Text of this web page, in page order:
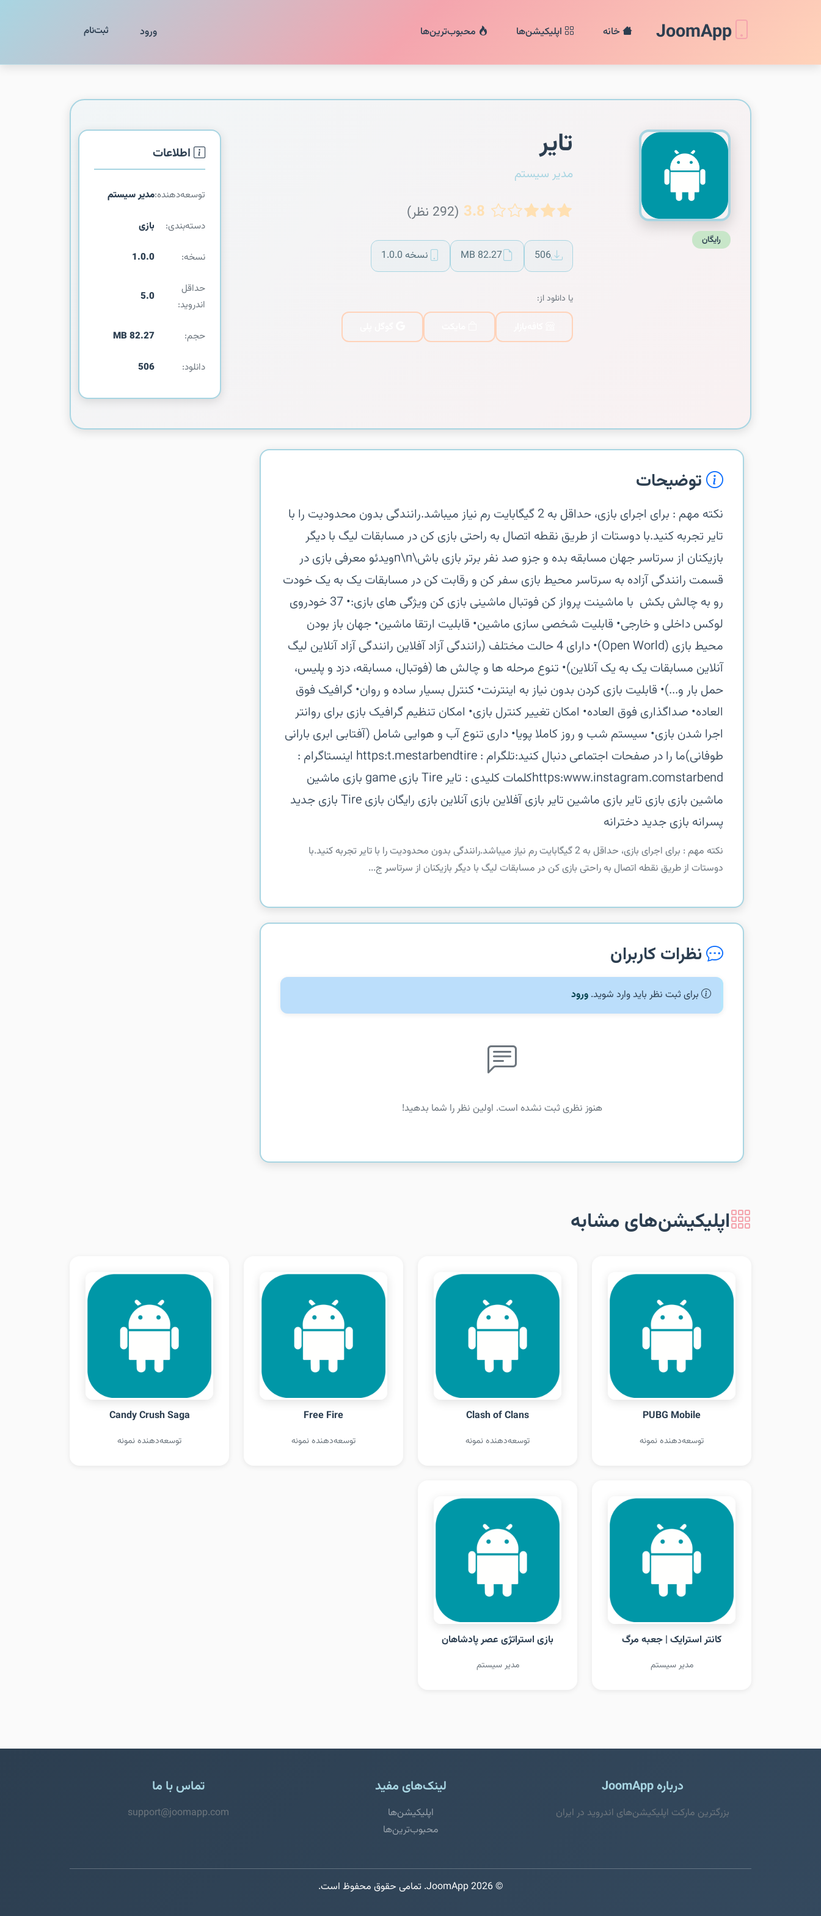
JoomApp خانه اپلیکیشن‌ها محبوب‌ترین‌ها ورود ثبت‌نام
رایگان
تایر
مدیر سیستم
3.8 (292 نظر)
506
82.27 MB نسخه 1.0.0
یا دانلود از:
اطلاعات
توسعه‌دهنده:مدیر سیستم
دسته‌بندی: بازی
نسخه: 1.0.0
حداقل
اندروید:
5.0
حجم: 82.27 MB
دانلود: 506
توضیحات
‏‏نکته مهم : برای اجرای بازی، حداقل به 2 گیگابایت رم نیاز میباشد.‏رانندگی بدون محدودیت را با
تایر تجربه کنید.‏با دوستات از طریق نقطه اتصال به راحتی بازی کن‏ در مسابقات لیگ با دیگر
بازیکنان از سرتاسر جهان مسابقه بده و جزو صد نفر برتر بازی باش\n\nویدئو معرفی بازی‏ در
قسمت رانندگی آزاده به سرتاسر محیط بازی سفر کن و رقابت کن‏ در مسابقات یک به یک خودت
رو به چالش بکش ‏ با ماشینت پرواز کن‏ فوتبال ماشینی بازی کن‏ ویژگی های بازی:‏• 37 خودروی
لوکس داخلی و خارجی‏• قابلیت شخصی سازی ماشین‏• قابلیت ارتقا ماشین‏• جهان باز بودن
محیط بازی (Open World)‏• دارای 4 حالت مختلف (رانندگی آزاد آفلاین رانندگی آزاد آنلاین لیگ
آنلاین مسابقات یک به یک آنلاین)‏• تنوع مرحله ها و چالش ها (فوتبال، مسابقه، دزد و پلیس،
حمل بار و...)‏• قابلیت بازی کردن بدون نیاز به اینترنت‏• کنترل بسیار ساده و روان‏• گرافیک فوق
العاده‏• صداگذاری فوق العاده‏• امکان تغییر کنترل بازی‏• امکان تنظیم گرافیک بازی برای روانتر
اجرا شدن بازی‏• سیستم شب و روز کاملا پویا‏• داری تنوع آب و هوایی شامل (آفتابی ابری بارانی
طوفانی)‏ما را در صفحات اجتماعی دنبال کنید:‏تلگرام : https:t.mestarbendtire‏ اینستاگرام :
https:www.instagram.comstarbend‏کلمات کلیدی : تایر Tire بازی game بازی ماشین
ماشین بازی بازی تایر بازی ماشین تایر بازی آفلاین بازی آنلاین بازی رایگان بازی Tire بازی جدید
پسرانه بازی جدید دخترانه
‏‏نکته مهم : برای اجرای بازی، حداقل به 2 گیگابایت رم نیاز میباشد.‏رانندگی بدون محدودیت را با تایر تجربه کنید.‏با
دوستات از طریق نقطه اتصال به راحتی بازی کن‏ در مسابقات لیگ با دیگر بازیکنان از سرتاسر ج...
نظرات کاربران
برای ثبت نظر باید وارد شوید. ورود
هنوز نظری ثبت نشده است. اولین نظر را شما بدهید!
اپلیکیشن‌های مشابه
PUBG Mobile
توسعه‌دهنده نمونه
Clash of Clans
توسعه‌دهنده نمونه
Free Fire
توسعه‌دهنده نمونه
Candy Crush Saga
توسعه‌دهنده نمونه
کانتر استرایک | جعبه مرگ
مدیر سیستم
بازی استراتژی عصر پادشاهان
مدیر سیستم
درباره JoomApp
بزرگترین مارکت اپلیکیشن‌های اندروید در ایران
لینک‌های مفید
اپلیکیشن‌ها
محبوب‌ترین‌ها
تماس با ما
support@joomapp.com
© 2026 JoomApp. تمامی حقوق محفوظ است.